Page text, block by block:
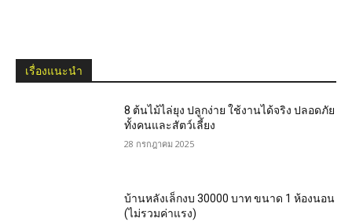
เรื่องแนะนำ
8 ต้นไม้ไล่ยุง ปลูกง่าย ใช้งานได้จริง ปลอดภัย
ทั้งคนและสัตว์เลี้ยง
28 กรกฎาคม 2025
บ้านหลังเล็กงบ 30000 บาท ขนาด 1 ห้องนอน
(ไม่รวมค่าแรง)